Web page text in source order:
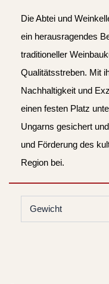
Die Abtei und
ein herausragendes
traditioneller
Qualitätsstreben. Mit
Nachhaltigkeit und
einen festen Platz
Ungarns gesichert
und Förderung des
Region bei.
Gewicht